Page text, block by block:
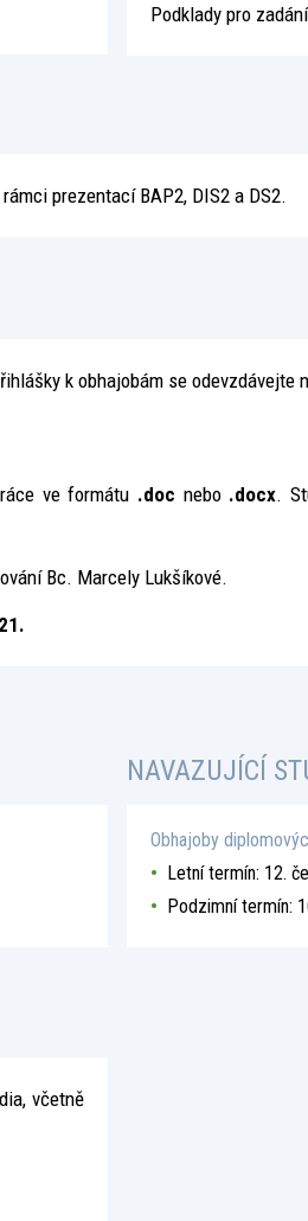
Podklady pro
prezentací BAP2, DIS2 a DS2.
k obhajobám se odevzdávejte
ve formátu .doc nebo .docx.
Bc. Marcely Lukšíkové.
NAVAZUJÍCÍ
Obhajoby
Letní termín: 12.
Podzimní termín:
včetně